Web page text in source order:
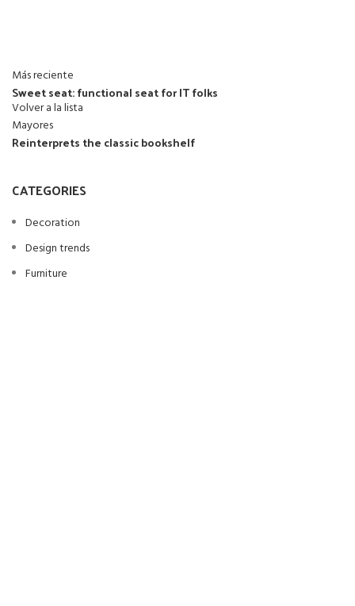
Más reciente
Sweet seat: functional seat for IT folks
Volver a la lista
Mayores
Reinterprets the classic bookshelf
CATEGORIES
Decoration
Design trends
Furniture